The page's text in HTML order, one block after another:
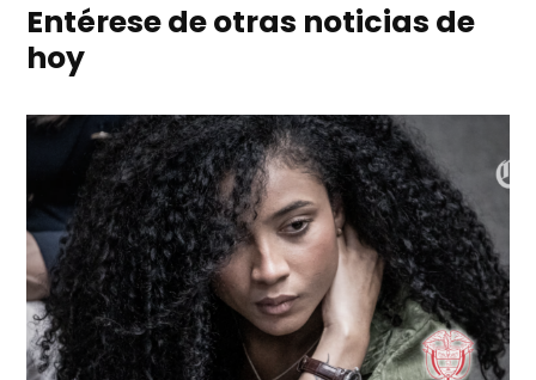
Entérese de otras noticias de
hoy